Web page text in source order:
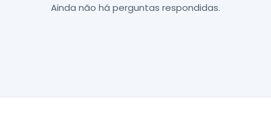
Ainda não há perguntas respondidas.